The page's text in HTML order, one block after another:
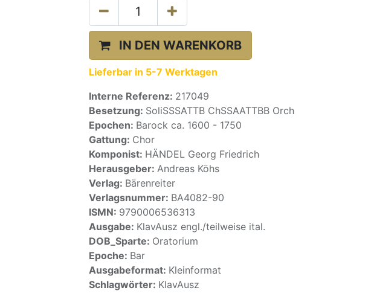
IN DEN WARENKORB
Lieferbar in 5-7 Werktagen
Interne Referenz: 217049
Besetzung: SoliSSSATTB ChSSAATTBB Orch
Epochen: Barock ca. 1600 - 1750
Gattung: Chor
Komponist: HÄNDEL Georg Friedrich
Herausgeber: Andreas Köhs
Verlag: Bärenreiter
Verlagsnummer: BA4082-90
ISMN: 9790006536313
Ausgabe: KlavAusz engl./teilweise ital.
DOB_Sparte: Oratorium
Epoche: Bar
Ausgabeformat: Kleinformat
Schlagwörter: KlavAusz